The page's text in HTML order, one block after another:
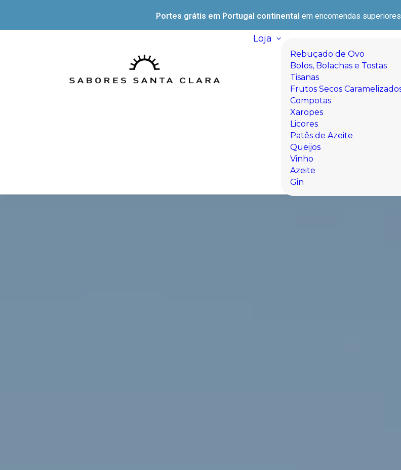
Portes grátis em Portugal continental em encomendas
Loja
Rebuçado de Ovo
Bolos, Bolachas e Tostas
Tisanas
Frutos Secos
Compotas
Xaropes
Licores
Patês de Azeite
Queijos
Vinho
Azeite
Gin